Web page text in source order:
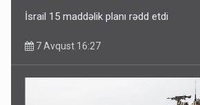
İsrail 15 maddəlik planı rədd etdi
7 Avqust 16:27